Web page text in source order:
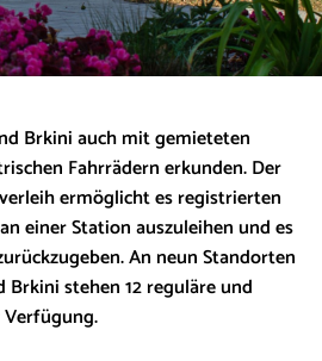
Brkini auch mit gemieteten
Fahrrädern erkunden. Der
ermöglicht es registrierten
einer Station auszuleihen und es
An neun Standorten
Brkini stehen 12 reguläre und